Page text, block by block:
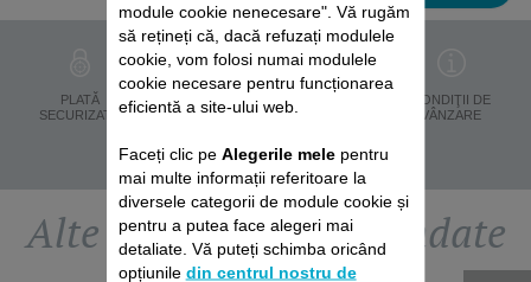
PLATĂ
SECURIZATĂ
LIVRARE ÎN 8 ZILE
DATELOR
CONDIŢII DE
VÂNZARE
Alte accesorii recomandate
module cookie nenecesare". Vă rugăm
să rețineți că, dacă refuzați modulele
cookie, vom folosi numai modulele
cookie necesare pentru funcționarea
eficientă a site-ului web.
Faceți clic pe Alegerile melepentru
mai multe informații referitoare la
diversele categorii de module cookie și
pentru a putea face alegeri mai
detaliate. Vă puteți schimba oricând
opțiunile din centrul nostru de